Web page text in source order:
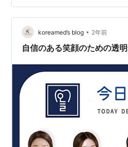
む時、外観に対する負担が少な
す。透明矯正の長所透明矯正の
の他にもいくつかあります。 第
koreamed’s blog • 2年前
自信のある笑顔のための透